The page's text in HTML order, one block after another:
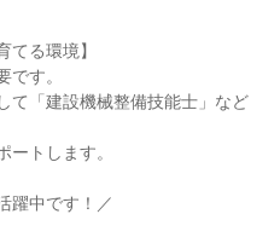
てる環境】
です。
て「建設機械整備技能士」など
ートします。
躍中です！／